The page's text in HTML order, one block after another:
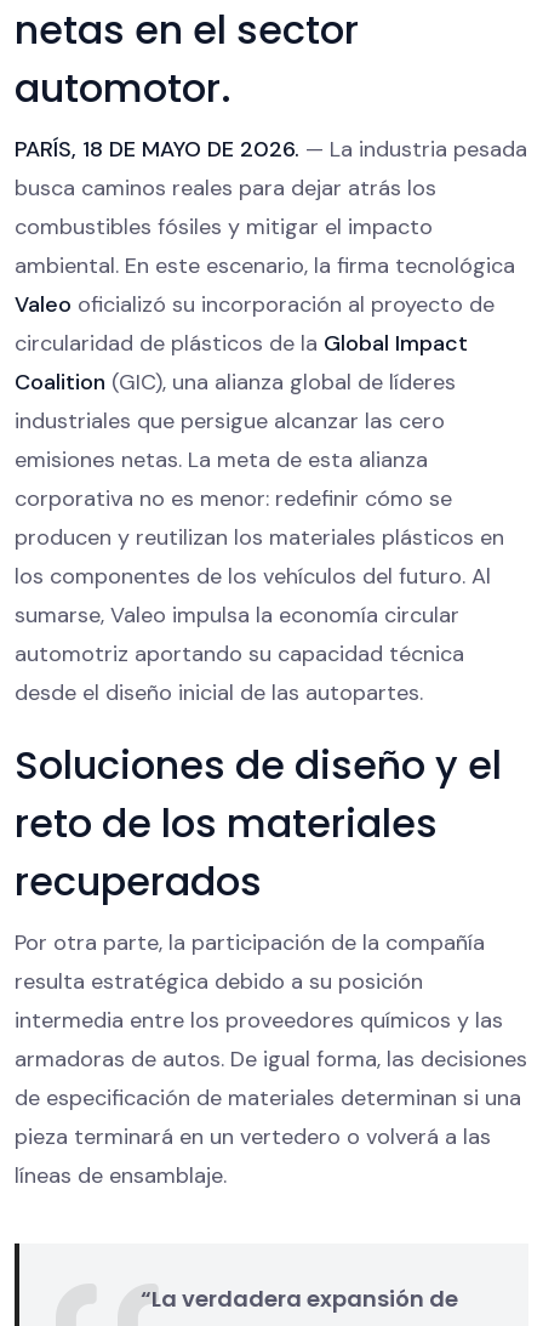
netas en el sector
automotor.
PARÍS, 18 DE MAYO DE 2026. — La industria pesada
busca caminos reales para dejar atrás los
combustibles fósiles y mitigar el impacto
ambiental. En este escenario, la firma tecnológica
Valeo oficializó su incorporación al proyecto de
circularidad de plásticos de la Global Impact
Coalition (GIC), una alianza global de líderes
industriales que persigue alcanzar las cero
emisiones netas. La meta de esta alianza
corporativa no es menor: redefinir cómo se
producen y reutilizan los materiales plásticos en
los componentes de los vehículos del futuro. Al
sumarse, Valeo impulsa la economía circular
automotriz aportando su capacidad técnica
desde el diseño inicial de las autopartes.
Soluciones de diseño y el
reto de los materiales
recuperados
Por otra parte, la participación de la compañía
resulta estratégica debido a su posición
intermedia entre los proveedores químicos y las
armadoras de autos. De igual forma, las decisiones
de especificación de materiales determinan si una
pieza terminará en un vertedero o volverá a las
líneas de ensamblaje.
“La verdadera expansión de